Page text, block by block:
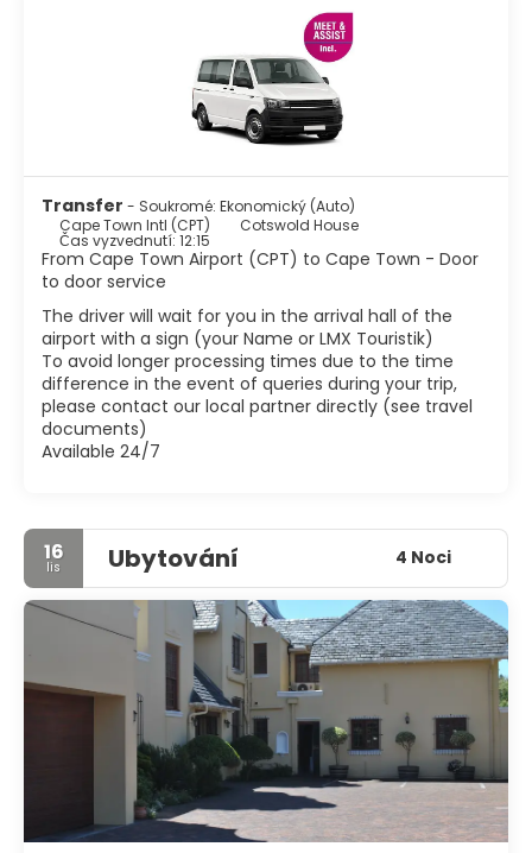
se nachází hned vedle hlavní ulice Adderley. Esplanáda ve
stínu radnice slouží jako pódium pro politické
shromáždění, stejně jako trh, kde se prodává vše od jídla
po oblečení. Hrad Dobré naděje se tyčí nad esplanádou a
je to nejstarší koloniální budova v Jižní Africe. Jednou z
nejstarších obytných částí Kapského Města je Bo Kaap,
jedinečná čtvrť s bohatou kulturní a sociální historií.
Město má některé z nejlepších pláží v Africe, všechny s
čistým bílým pískem typickým pro Kapsko.
Kapské Město je nádherné místo s něčím pro každého,
slunce, pláže, přátelští lidé, africká kultura, dobré jídlo,
skvělé víno a fantastické scenérie. Na co ještě čekáte?
Transfer - Soukromé: Ekonomický (Auto)
Cape Town Intl (CPT)
Cotswold House
Čas vyzvednutí: 12:15
From Cape Town Airport (CPT) to Cape Town - Door
to door service
The driver will wait for you in the arrival hall of the
airport with a sign (your Name or LMX Touristik)
To avoid longer processing times due to the time
difference in the event of queries during your trip,
please contact our local partner directly (see travel
documents)
Available 24/7
16
lis Ubytování 4 Noci